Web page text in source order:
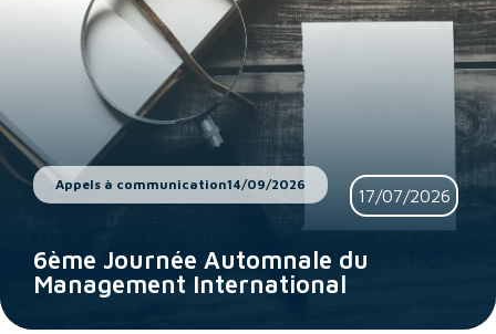
Appels à communication14/09/2026
17/07/2026
6ème Journée Automnale du
Management International